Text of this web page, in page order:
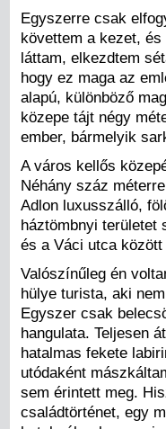
Egyszerre csak
követtem a kezet,
láttam, elkezdtem
hogy ez maga az
alapú, különböző
közepe tájt négy
ember, bármelyik
A város kellős
Néhány száz
Adlon luxusszálló,
háztömbnyi területet
és a Váci utca
Valószínűleg én
hülye turista, aki
Egyszer csak
hangulata. Teljesen
hatalmas fekete
utódaként
sem érintett meg.
családtörténet, egy